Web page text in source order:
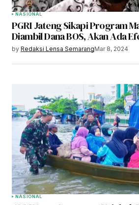
NASIONAL
PGRI Jateng Sikapi Program
Diambil Dana BOS, Akan Ada
by Redaksi Lensa SemarangMar 8, 2024
NASIONAL